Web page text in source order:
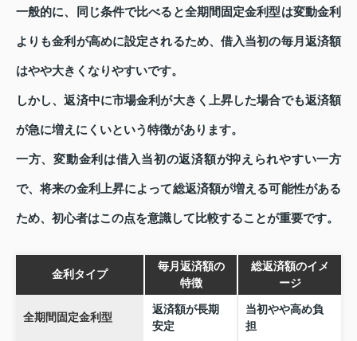
一般的に、同じ条件で比べると全期間固定金利型は変動金利
よりも金利が高めに設定されるため、借入当初の毎月返済額
はやや大きくなりやすいです。
しかし、返済中に市場金利が大きく上昇した場合でも返済額
が急に増えにくいという特徴があります。
一方、変動金利は借入当初の返済額が抑えられやすい一方
で、将来の金利上昇によって総返済額が増える可能性がある
ため、初心者はこの点を意識して比較することが重要です。
金利タイプ
毎月返済額の
特徴
総返済額のイメ
ージ
全期間固定金利型
返済額が長期
安定
当初やや高め負
担